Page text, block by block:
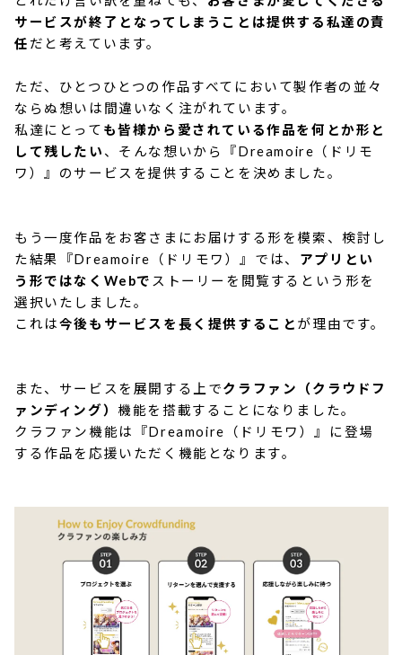
サービスが終了となってしまうことは提供する私達の責
任 だと考えています。
ただ、ひとつひとつの作品すべてにおいて製作者の並々
ならぬ想いは間違いなく注がれています。
私達にとって も皆様から愛されている作品を何とか形と
して残したい 、そんな想いから『Dreamoire（ドリモ
ワ）』のサービスを提供することを決めました。
もう一度作品をお客さまにお届けする形を模索、検討し
た結果『Dreamoire（ドリモワ）』では、 アプリとい
う形ではなくWebで ストーリーを閲覧するという形を
選択いたしました。
これは今後もサービスを長く提供すること が理由です。
また、サービスを展開する上でクラファン（クラウドフ
ァンディング） 機能を搭載することになりました。
クラファン機能は『Dreamoire（ドリモワ）』に登場
する作品を応援いただく機能となります。